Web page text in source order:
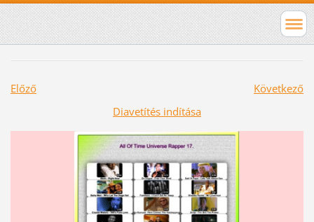
Előző
Következő
Diavetítés indítása